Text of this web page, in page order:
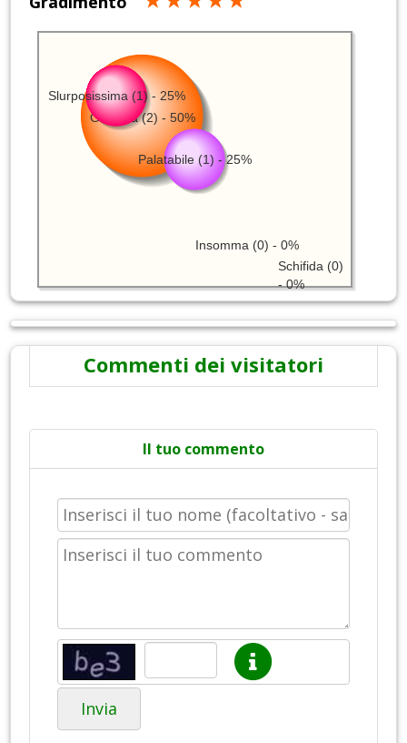
Gustosa (2) - 50%
Palatabile (1) - 25%
Slurposissima (1) - 25%
Schifida (0)
- 0%
Insomma (0) - 0%
Commenti dei visitatori
Il tuo commento
Invia